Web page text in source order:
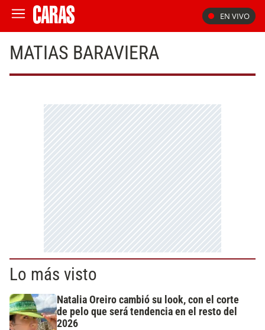
EN VIVO
MATIAS BARAVIERA
Lo más visto
Natalia Oreiro cambió su look, con el corte
de pelo que será tendencia en el resto del
2026